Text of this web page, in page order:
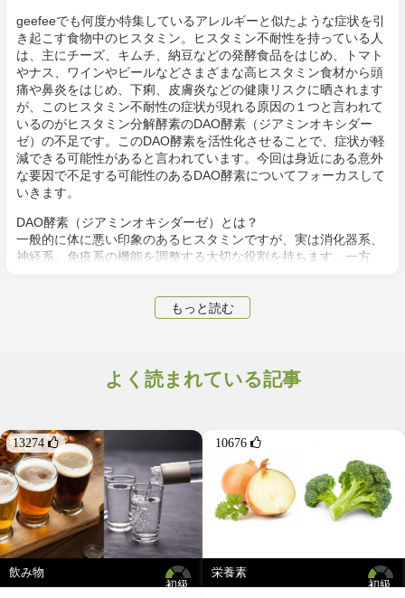
geefeeでも何度か特集しているアレルギーと似たような症状を引
き起こす食物中のヒスタミン。ヒスタミン不耐性を持っている人
は、主にチーズ、キムチ、納豆などの発酵食品をはじめ、トマト
やナス、ワインやビールなどさまざまな高ヒスタミン食材から頭
痛や鼻炎をはじめ、下痢、皮膚炎などの健康リスクに晒されます
が、このヒスタミン不耐性の症状が現れる原因の１つと言われて
いるのがヒスタミン分解酵素のDAO酵素（ジアミンオキシダー
ゼ）の不足です。このDAO酵素を活性化させることで、症状が軽
減できる可能性があると言われています。今回は身近にある意外
な要因で不足する可能性のあるDAO酵素についてフォーカスして
いきます。
DAO酵素（ジアミンオキシダーゼ）とは？
一般的に体に悪い印象のあるヒスタミンですが、実は消化器系、
神経系、免疫系の機能を調整する大切な役割を持ちます。一方、
性の症状が引き起こされます。このヒスタミンの分解を担うのが
スタミン食を避けることだけではなく(詳しい食品は以前の記事を
参照)、DAO酵素を阻害する食品も避けることで、ヒスタミンの
もっと読む
よく読まれている記事
13274 
初級
飲み物
10676 
初級
栄養素